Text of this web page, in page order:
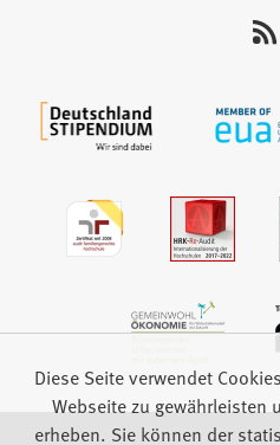
Diese Seite verwendet
Webseite zu gewährleisten
erheben. Sie können der